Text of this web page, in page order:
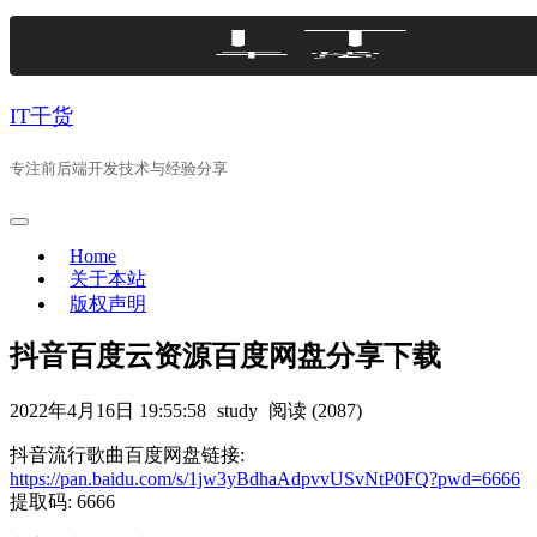
Skip
IT干货
专注前后端开发技术与经验分享
Home
关于本站
版权声明
抖音百度云资源百度网盘分享下载
2022年4月16日 19:55:58 study 阅读 (2087)
抖音流行歌曲百度网盘链接:
https://pan.baidu.com/s/1jw3yBdhaAdpvvUSvNtP0FQ?pwd=6666
提取码: 6666